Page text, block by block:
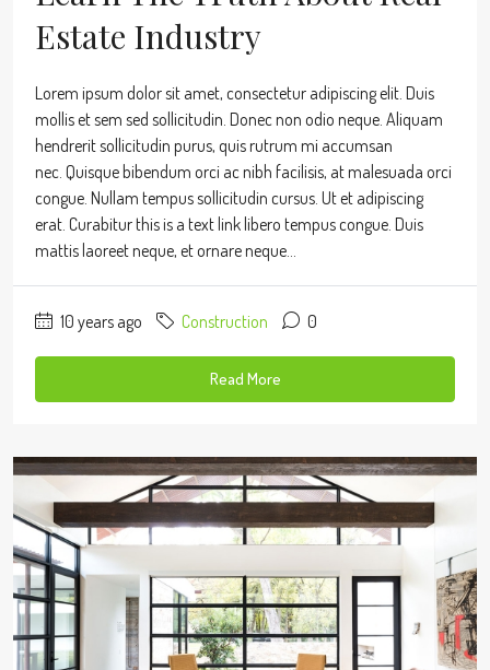
Estate Industry
Lorem ipsum dolor sit amet, consectetur adipiscing elit. Duis
mollis et sem sed sollicitudin. Donec non odio neque. Aliquam
hendrerit sollicitudin purus, quis rutrum mi accumsan
nec. Quisque bibendum orci ac nibh facilisis, at malesuada orci
congue. Nullam tempus sollicitudin cursus. Ut et adipiscing
erat. Curabitur this is a text link libero tempus congue. Duis
mattis laoreet neque, et ornare neque...
10 years ago Construction 0
Read More